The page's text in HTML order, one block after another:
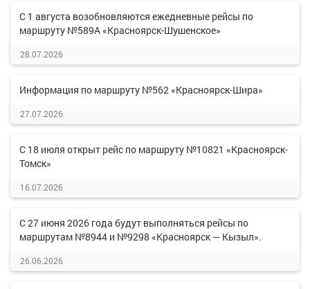
С 1 августа возобновляются ежедневные рейсы по
маршруту №589А «Красноярск-Шушенское»
28.07.2026
Информация по маршруту №562 «Красноярск-Шира»
27.07.2026
С 18 июля открыт рейс по маршруту №10821 «Красноярск-
Томск»
16.07.2026
С 27 июня 2026 года будут выполняться рейсы по
маршрутам №8944 и №9298 «Красноярск — Кызыл».
26.06.2026